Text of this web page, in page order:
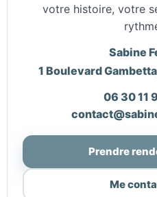
votre histoire, votre
Sabine
1 Boulevard
06 30 11
Prendre
Me